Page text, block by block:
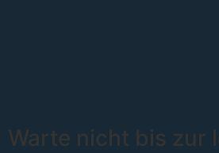
Warte nicht bis zur